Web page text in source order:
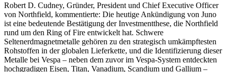
Robert D. Cudney, Gründer, President und Chief Executive Officer
von Northfield, kommentierte: Die heutige Ankündigung von Juno
ist eine bedeutende Bestätigung der Investmentthese, die Northfield
rund um den Ring of Fire entwickelt hat. Schwere
Seltenerdmagnetmetalle gehören zu den strategisch umkämpftesten
Rohstoffen in der globalen Lieferkette, und die Identifizierung dieser
Metalle bei Vespa – neben dem zuvor im Vespa-System entdeckten
hochgradigen Eisen, Titan, Vanadium, Scandium und Gallium –